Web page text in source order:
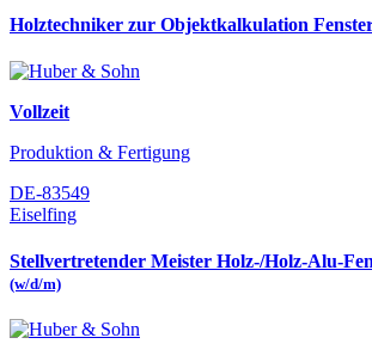
Holztechniker zur Objektkalkulation
Vollzeit
Produktion & Fertigung
DE-83549
Eiselfing
Stellvertretender Meister Holz-/Holz-Alu-
(w/d/m)